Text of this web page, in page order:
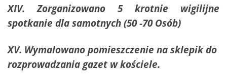
XIV. Zorganizowano 5 krotnie wigilijne
spotkanie dla samotnych (50 -70 Osób)
XV. Wymalowano pomieszczenie na sklepik do
rozprowadzania gazet w kościele.